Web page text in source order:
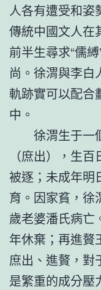
人各有遭受和姿
傳統中國文人在
前半生尋求“儒
尚。徐渭與李白
軌跡實可以配合
中。
徐渭生于一
（庶出），生
被逐；未成年明
育。因家貧，徐
歲老婆潘氏病亡
年休棄；再進贅
庶出、進贅，對
是繁重的成分壓